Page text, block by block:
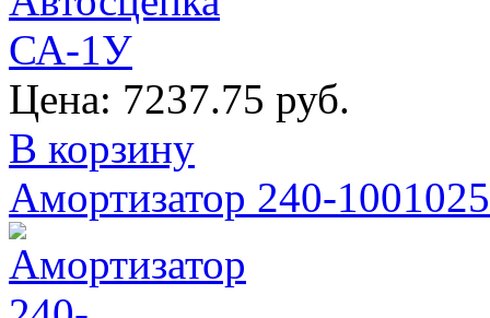
Цена: 7237.75 руб.
В корзину
Амортизатор 240-1001025